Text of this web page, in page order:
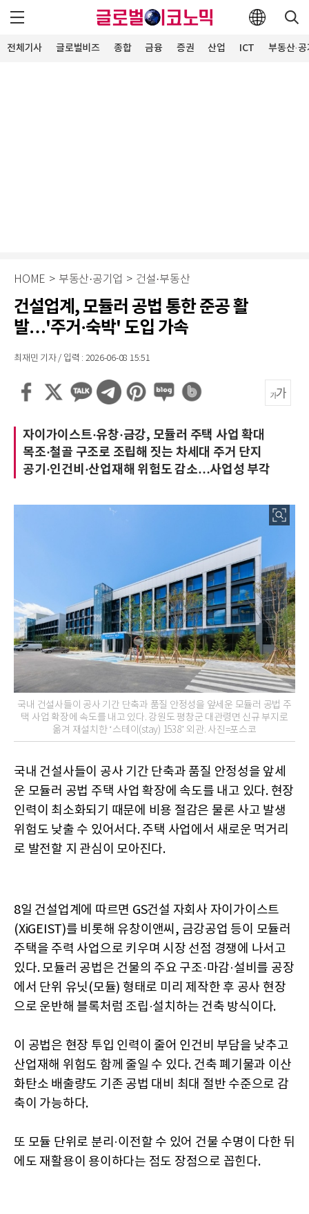
전체기사 글로벌비즈 종합 금융 증권 산업 ICT 부동산·
HOME > 부동산·공기업 > 건설·부동산
건설업계, 모듈러 공법 통한 준공 활
발…'주거·숙박' 도입 가속
최재민 기자 / 입력 : 2026-06-08 15:51
자이가이스트·유창·금강, 모듈러 주택 사업 확대
목조·철골 구조로 조립해 짓는 차세대 주거 단지
공기·인건비·산업재해 위험도 감소…사업성 부각
국내 건설사들이 공사 기간 단축과 품질 안정성을 앞세운 모듈러 공법 주
택 사업 확장에 속도를 내고 있다. 강원도 평창군 대관령면 신규 부지로
옮겨 재설치한 ‘스테이(stay) 1538’ 외관. 사진=포스코
국내 건설사들이 공사 기간 단축과 품질 안정성을 앞세
운 모듈러 공법 주택 사업 확장에 속도를 내고 있다. 현장
인력이 최소화되기 때문에 비용 절감은 물론 사고 발생
위험도 낮출 수 있어서다. 주택 사업에서 새로운 먹거리
로 발전할 지 관심이 모아진다.
8일 건설업계에 따르면 GS건설 자회사 자이가이스트
(XiGEIST)를 비롯해 유창이앤씨, 금강공업 등이 모듈러
주택을 주력 사업으로 키우며 시장 선점 경쟁에 나서고
있다. 모듈러 공법은 건물의 주요 구조·마감·설비를 공장
에서 단위 유닛(모듈) 형태로 미리 제작한 후 공사 현장
으로 운반해 블록처럼 조립·설치하는 건축 방식이다.
이 공법은 현장 투입 인력이 줄어 인건비 부담을 낮추고
산업재해 위험도 함께 줄일 수 있다. 건축 폐기물과 이산
화탄소 배출량도 기존 공법 대비 최대 절반 수준으로 감
축이 가능하다.
또 모듈 단위로 분리·이전할 수 있어 건물 수명이 다한 뒤
에도 재활용이 용이하다는 점도 장점으로 꼽힌다.